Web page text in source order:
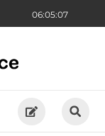
06:05:08